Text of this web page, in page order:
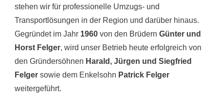
stehen wir für professionelle Umzugs- und
Transportlösungen in der Region und darüber hinaus.
Gegründet im Jahr 1960 von den Brüdern Günter und
Horst Felger, wird unser Betrieb heute erfolgreich von
den Gründersöhnen Harald, Jürgen und Siegfried
Felger sowie dem Enkelsohn Patrick Felger
weitergeführt.